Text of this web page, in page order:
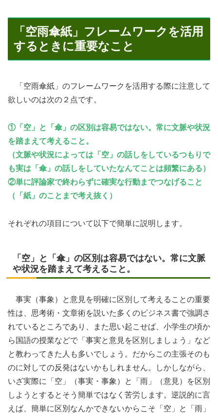
「空雨傘紙」フレームワークを活用
するときに重要なこと
「空雨傘紙」のフレームワークを活用する際に注意して
欲しいのは次の２点です。
①「空」と「傘」の区別は容易ではない。常に文脈や状況
を踏まえて考えること。
（文脈や状況によっては「空」の話しをしているつもりで
も実は「傘」の話しをしていたなんてことは頻繁にある）
②単に評論家で終わらずに確実な行動までつなげること
（「紙」のことまで考え抜く）
それぞれの項目について以下で簡単に説明します。
「空」と「傘」の区別は容易ではない。常に文脈
や状況を踏まえて考えること。
事実（事象）と意見を明確に区別して考えることの重要
性は、思考術・文章術を説いた多くのビジネス書で強調さ
れているところであり、また思い起こせば、小学生の頃か
ら国語の授業などで「事実と意見を区別しましょう」など
と教わってきた人も多いでしょう。だからこの主張そのも
のに対しての反発はないかもしれません。しかしながら、
いざ実際に「空」（事実・事象）と「雨」（意見）を区別
しようとするとそう簡単ではなく苦労します。逆説的に言
えば、簡単に区別なんかできないからこそ「空」と「雨」